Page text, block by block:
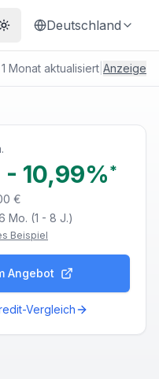
Theme wechseln
Deutschland
Monat aktualisiert Anzeige
- 10,99%*
€
Mo. (1 - 8 J.)
Beispiel
Angebot
Vergleich